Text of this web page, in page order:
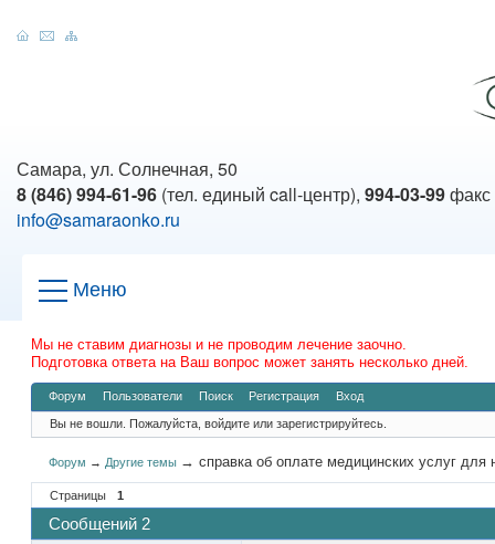
Самара, ул. Солнечная, 50
8 (846) 994-61-96 (тел. единый call-центр), 994-03-99факс
info@samaraonko.ru
Меню
Мы не ставим диагнозы и не проводим лечение заочно.
Подготовка ответа на Ваш вопрос может занять несколько дней.
Форум Пользователи Поиск Регистрация Вход
Вы не вошли. Пожалуйста, войдите или зарегистрируйтесь.
Форум → Другие темы →справка об оплате медицинских услуг для
Страницы 1
Сообщений 2